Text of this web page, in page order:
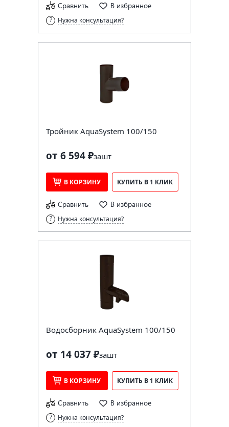
Сравнить В избранное
Нужна консультация?
Тройник AquaSystem 100/150
от 6 594 ₽зашт
В КОРЗИНУ КУПИТЬ В 1 КЛИК
Сравнить В избранное
Нужна консультация?
Водосборник AquaSystem 100/150
от 14 037 ₽зашт
В КОРЗИНУ КУПИТЬ В 1 КЛИК
Сравнить В избранное
Нужна консультация?